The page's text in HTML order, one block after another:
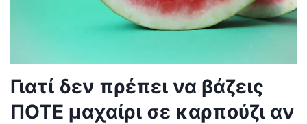
Γιατί δεν πρέπει να βάζεις
ΠΟΤΕ μαχαίρι σε καρπούζι αν